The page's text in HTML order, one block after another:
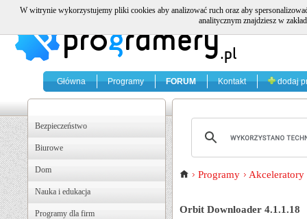
Główna Programy FORUM Kontakt dodaj
Bezpieczeństwo
Biurowe
Dom
Nauka i edukacja
Programy dla firm
Programy
Orbit Downloader 4.1.1.18
W witrynie wykorzystujemy pliki cookies aby analizować ruch oraz aby
analitycznym znajdziesz w